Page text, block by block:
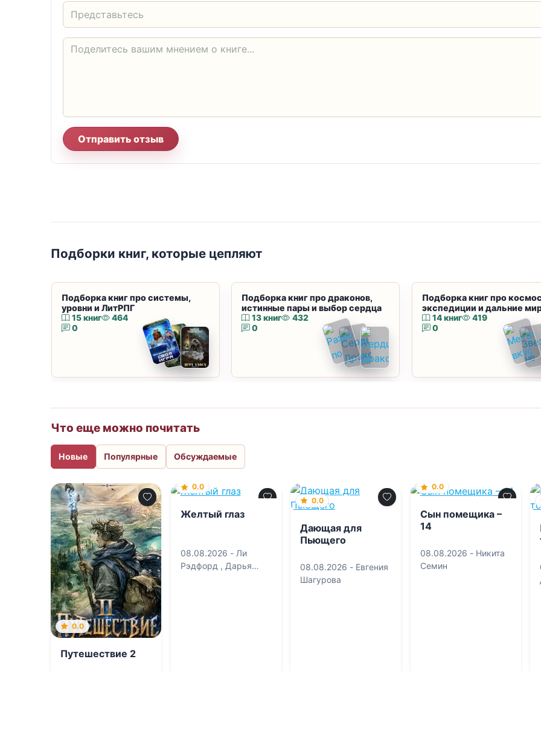
Отправить отзыв
Подборки книг, которые цепляют
Подборка книг про системы,
уровни и ЛитРПГ
15 книг
464
0
Подборка книг про драконов,
истинные пары и выбор сердца
13 книг
432
0
Подборка книг про
экспедиции и дальние
14 книг
419
0
Что еще можно почитать
Новые Популярные Обсуждаемые
0.0
Путешествие 2
0.0
Желтый глаз
08.08.2026 - Ли
Рэдфорд , Дарья
0.0
Дающая для
Пьющего
08.08.2026 - Евгения
Шагурова
0.0
Сын помещика –
14
08.08.2026 - Никита
Семин